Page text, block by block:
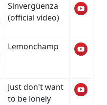
Sinvergüenza
(official video)
Lemonchamp
Just don't want
to be lonely